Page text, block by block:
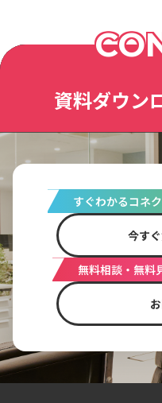
資料ダウン
すぐわかるコネ
今す
無料相談・無料